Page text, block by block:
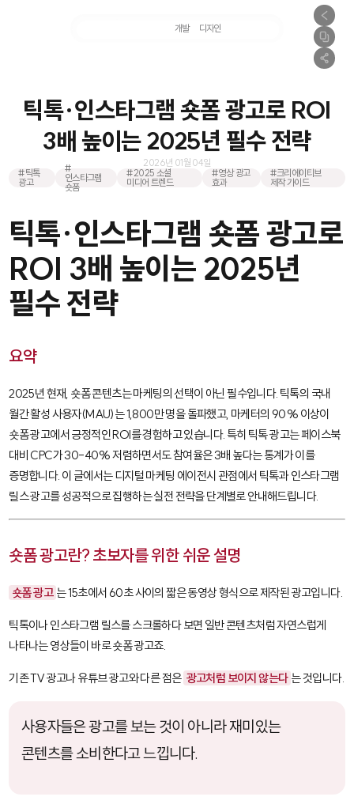
개발 디자인
틱톡·인스타그램 숏폼 광고로 ROI
3배 높이는 2025년 필수 전략
2026년 01월 04일
#틱톡
광고
#
인스타그램
숏폼
#2025 소셜
미디어 트렌드
#영상 광고
효과
#크리에이티브
제작 가이드
틱톡·인스타그램 숏폼 광고로
ROI 3배 높이는 2025년
필수 전략
요약
2025년 현재, 숏폼 콘텐츠는 마케팅의 선택이 아닌 필수입니다. 틱톡의 국내
월간 활성 사용자(MAU)는 1,800만 명을 돌파했고, 마케터의 90% 이상이
숏폼 광고에서 긍정적인 ROI를 경험하고 있습니다. 특히 틱톡 광고는 페이스북
대비 CPC가 30-40% 저렴하면서도 참여율은 3배 높다는 통계가 이를
증명합니다. 이 글에서는 디지털 마케팅 에이전시 관점에서 틱톡과 인스타그램
릴스 광고를 성공적으로 집행하는 실전 전략을 단계별로 안내해드립니다.
숏폼 광고란? 초보자를 위한 쉬운 설명
숏폼 광고 는 15초에서 60초 사이의 짧은 동영상 형식으로 제작된 광고입니다.
틱톡이나 인스타그램 릴스를 스크롤하다 보면 일반 콘텐츠처럼 자연스럽게
나타나는 영상들이 바로 숏폼 광고죠.
기존 TV 광고나 유튜브 광고와 다른 점은 광고처럼 보이지 않는다 는 것입니다.
사용자들은 광고를 보는 것이 아니라 재미있는
콘텐츠를 소비한다고 느낍니다.